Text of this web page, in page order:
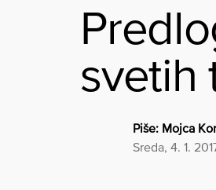
svetih
Piše: Mojca
sreda, 4. 1.